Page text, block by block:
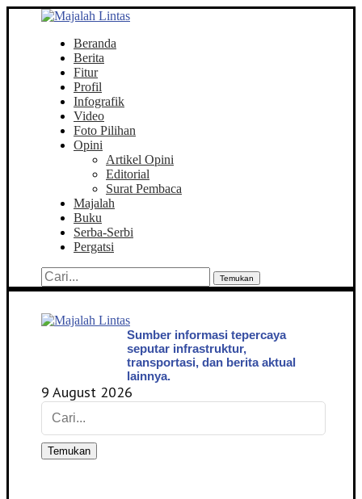
Beranda
Berita
Fitur
Profil
Infografik
Video
Foto Pilihan
Opini
Artikel Opini
Editorial
Surat Pembaca
Majalah
Buku
Serba-Serbi
Pergatsi
Temukan
Sumber informasi tepercaya
seputar infrastruktur,
transportasi, dan berita aktual
lainnya.
9 August 2026
Temukan